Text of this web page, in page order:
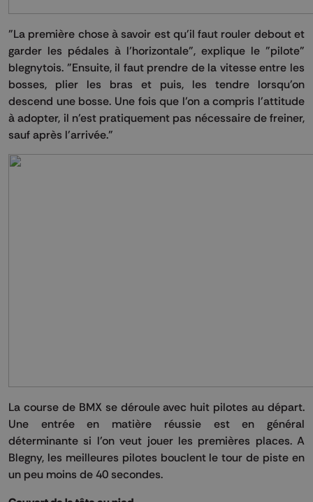
"La première chose à savoir est qu'il faut rouler debout et
garder les pédales à l’horizontale", explique le "pilote"
blegnytois. "Ensuite, il faut prendre de la vitesse entre les
bosses, plier les bras et puis, les tendre lorsqu'on
descend une bosse. Une fois que l'on a compris l'attitude
à adopter, il n'est pratiquement pas nécessaire de freiner,
sauf après l'arrivée."
La course de BMX se déroule avec huit pilotes au départ.
Une entrée en matière réussie est en général
déterminante si l'on veut jouer les premières places. A
Blegny, les meilleures pilotes bouclent le tour de piste en
un peu moins de 40 secondes.